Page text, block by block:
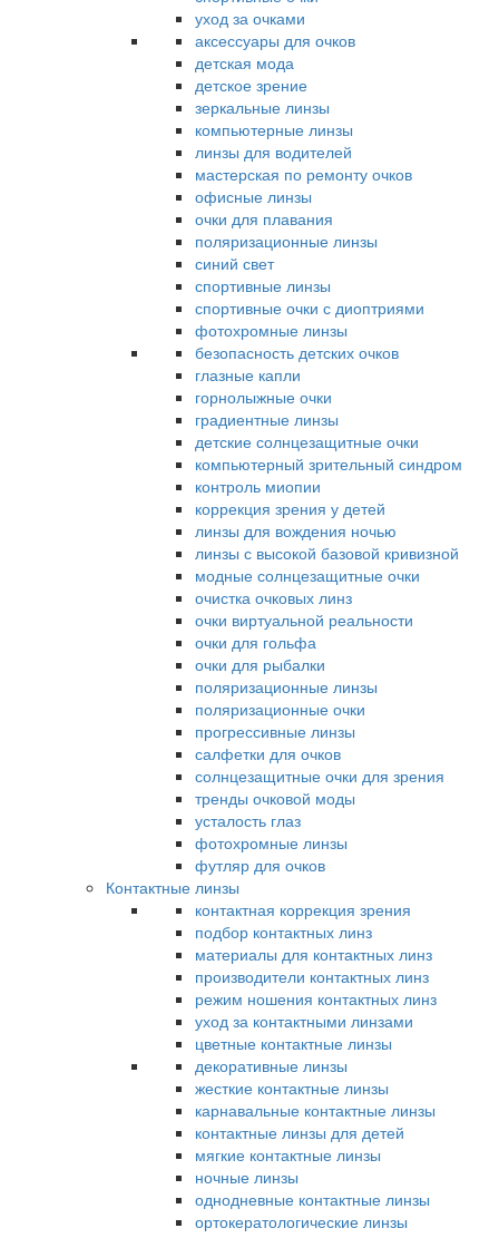
уход за очками
аксессуары для очков
детская мода
детское зрение
зеркальные линзы
компьютерные линзы
линзы для водителей
мастерская по ремонту очков
офисные линзы
очки для плавания
поляризационные линзы
синий свет
спортивные линзы
спортивные очки с диоптриями
фотохромные линзы
безопасность детских очков
глазные капли
горнолыжные очки
градиентные линзы
детские солнцезащитные очки
компьютерный зрительный синдром
контроль миопии
коррекция зрения у детей
линзы для вождения ночью
линзы с высокой базовой кривизной
модные солнцезащитные очки
очистка очковых линз
очки виртуальной реальности
очки для гольфа
очки для рыбалки
поляризационные линзы
поляризационные очки
прогрессивные линзы
салфетки для очков
солнцезащитные очки для зрения
тренды очковой моды
усталость глаз
фотохромные линзы
футляр для очков
Контактные линзы
контактная коррекция зрения
подбор контактных линз
материалы для контактных линз
производители контактных линз
режим ношения контактных линз
уход за контактными линзами
цветные контактные линзы
декоративные линзы
жесткие контактные линзы
карнавальные контактные линзы
контактные линзы для детей
мягкие контактные линзы
ночные линзы
однодневные контактные линзы
ортокератологические линзы